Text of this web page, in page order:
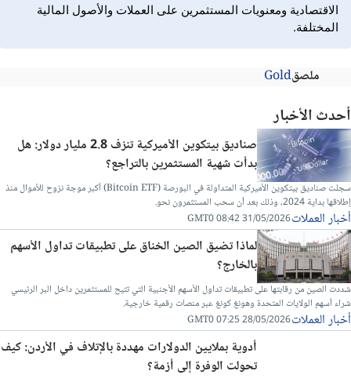
الاقتصادية ومعنويات المستثمرين على العملات والأصول المالية
المختلفة.
ملصقGold
أحدث الأخبار
صناديق بيتكوين الأميركية تنزف 2.8 مليار دولار: هل
بدأت شهية المستثمرين بالتراجع؟
سجلت صناديق بيتكوين الأميركية المتداولة في البورصة (Bitcoin ETF) أكبر موجة نزوح للأموال منذ
إطلاقها بداية 2024، وذلك بعد أن سحب المستثمرون نحو.
أخبار العملات31/05/2026 08:42 GMT0
لماذا تضيق الصين الخناق على تطبيقات تداول الأسهم
بالخارج؟
شددت الصين من رقابتها على تطبيقات تداول الأسهم الأجنبية التي تتيح للمستثمرين داخل البر الرئيسي
شراء أسهم الولايات المتحدة وهونغ كونغ عبر منصات رقمية خارجية.
أخبار العملات28/05/2026 07:25 GMT0
أدوية بملايين الدولارات مهددة بالإتلاف في الأردن: كيف
تحولت الوفرة إلى أزمة؟